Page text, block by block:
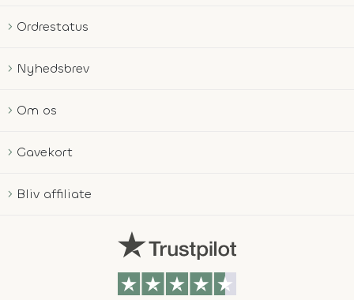
Ordrestatus
Nyhedsbrev
Om os
Gavekort
Bliv affiliate